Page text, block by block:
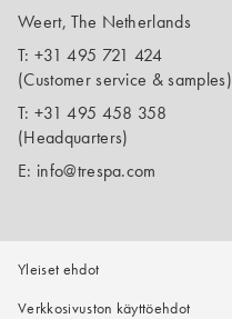
Weert, The Netherlands
T: +31 495 721 424
(Customer service & samples)
T: +31 495 458 358
(Headquarters)
E: info@trespa.com
Yleiset ehdot
Verkkosivuston käyttöehdot